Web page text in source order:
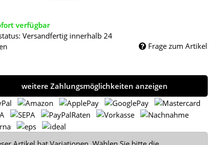
verfügbar
Versandfertig innerhalb 24
Frage zum Artikel
weitere Zahlungsmöglichkeiten anzeigen